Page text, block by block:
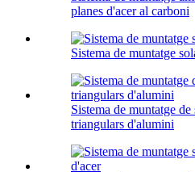
planes d'acer al carboni
Sistema de muntatge
Sistema de muntatge
triangulars d'alumini